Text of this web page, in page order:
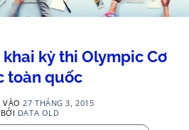
kỳ thi Olympic Cơ
toàn quốc
VÀO27 THÁNG 3, 2015
BỞI DATA OLD